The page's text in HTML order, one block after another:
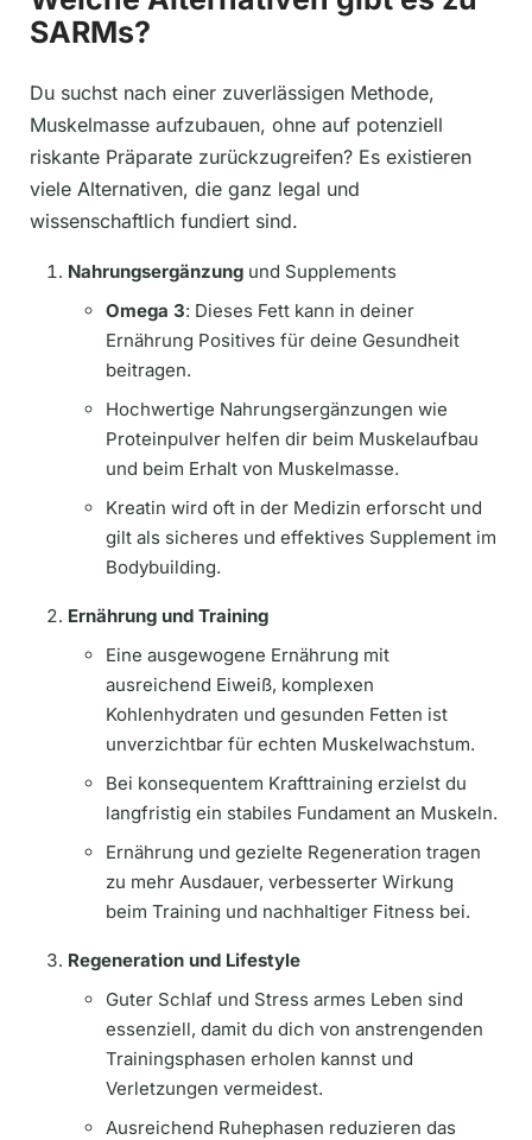
SARMs?
Du suchst nach einer zuverlässigen Methode,
Muskelmasse aufzubauen, ohne auf potenziell
riskante Präparate zurückzugreifen? Es existieren
viele Alternativen, die ganz legal und
wissenschaftlich fundiert sind.
Nahrungsergänzung und Supplements
Omega 3: Dieses Fett kann in deiner
Ernährung Positives für deine Gesundheit
beitragen.
Hochwertige Nahrungsergänzungen wie
Proteinpulver helfen dir beim Muskelaufbau
und beim Erhalt von Muskelmasse.
Kreatin wird oft in der Medizin erforscht und
gilt als sicheres und effektives Supplement im
Bodybuilding.
Ernährung und Training
Eine ausgewogene Ernährung mit
ausreichend Eiweiß, komplexen
Kohlenhydraten und gesunden Fetten ist
unverzichtbar für echten Muskelwachstum.
Bei konsequentem Krafttraining erzielst du
langfristig ein stabiles Fundament an Muskeln.
Ernährung und gezielte Regeneration tragen
zu mehr Ausdauer, verbesserter Wirkung
beim Training und nachhaltiger Fitness bei.
Regeneration und Lifestyle
Guter Schlaf und Stress armes Leben sind
essenziell, damit du dich von anstrengenden
Trainingsphasen erholen kannst und
Verletzungen vermeidest.
Ausreichend Ruhephasen reduzieren das